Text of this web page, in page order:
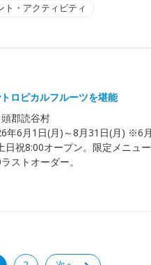
ト・アクティビティ
ロピカルフルーツを堪能
郡読谷村
年6月1日(月)～8月31日(月) ※6
日祝8:00オープン。限定メニュ
ストオーダー。